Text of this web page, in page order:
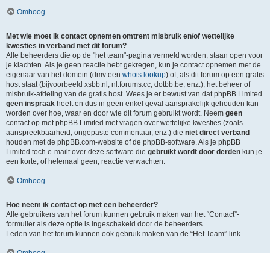
Omhoog
Met wie moet ik contact opnemen omtrent misbruik en/of wettelijke
kwesties in verband met dit forum?
Alle beheerders die op de "het team"-pagina vermeld worden, staan open voor
je klachten. Als je geen reactie hebt gekregen, kun je contact opnemen met de
eigenaar van het domein (dmv een whois lookup) of, als dit forum op een gratis
host staat (bijvoorbeeld xsbb.nl, nl.forums.cc, dotbb.be, enz.), het beheer of
misbruik-afdeling van de gratis host. Wees je er bewust van dat phpBB Limited
geen inspraak heeft en dus in geen enkel geval aansprakelijk gehouden kan
worden over hoe, waar en door wie dit forum gebruikt wordt. Neem geen
contact op met phpBB Limited met vragen over wettelijke kwesties (zoals
aanspreekbaarheid, ongepaste commentaar, enz.) die niet direct verband
houden met de phpBB.com-website of de phpBB-software. Als je phpBB
Limited toch e-mailt over deze software die gebruikt wordt door derden kun je
een korte, of helemaal geen, reactie verwachten.
Omhoog
Hoe neem ik contact op met een beheerder?
Alle gebruikers van het forum kunnen gebruik maken van het “Contact”-
formulier als deze optie is ingeschakeld door de beheerders.
Leden van het forum kunnen ook gebruik maken van de “Het Team”-link.